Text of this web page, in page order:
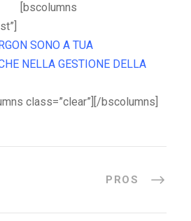
[bscolumns
SONO A TUA
NELLA GESTIONE DELLA
class=”clear”][/bscolumns]
PROS